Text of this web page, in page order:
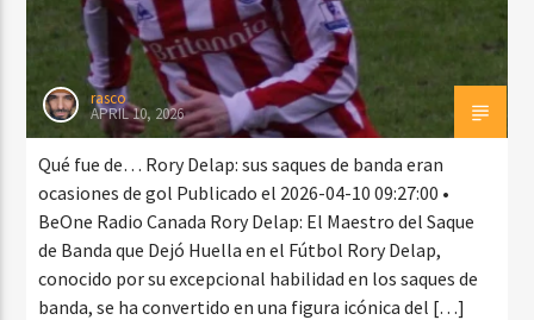
rasco
APRIL 10, 2026
Qué fue de… Rory Delap: sus saques de banda eran
ocasiones de gol Publicado el 2026-04-10 09:27:00 •
BeOne Radio Canada Rory Delap: El Maestro del Saque
de Banda que Dejó Huella en el Fútbol Rory Delap,
conocido por su excepcional habilidad en los saques de
banda, se ha convertido en una figura icónica del […]